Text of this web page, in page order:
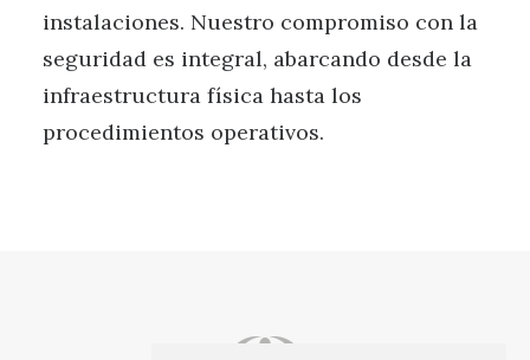
instalaciones. Nuestro compromiso con la
seguridad es integral, abarcando desde la
infraestructura física hasta los
procedimientos operativos.